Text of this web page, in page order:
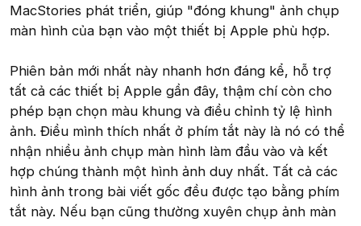
MacStories phát triển, giúp "đóng khung" ảnh chụp
màn hình của bạn vào một thiết bị Apple phù hợp.
Phiên bản mới nhất này nhanh hơn đáng kể, hỗ trợ
tất cả các thiết bị Apple gần đây, thậm chí còn cho
phép bạn chọn màu khung và điều chỉnh tỷ lệ hình
ảnh. Điều mình thích nhất ở phím tắt này là nó có thể
nhận nhiều ảnh chụp màn hình làm đầu vào và kết
hợp chúng thành một hình ảnh duy nhất. Tất cả các
hình ảnh trong bài viết gốc đều được tạo bằng phím
tắt này. Nếu bạn cũng thường xuyên chụp ảnh màn